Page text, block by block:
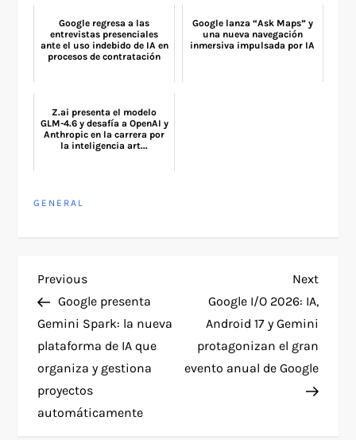
Google regresa a las
entrevistas presenciales
ante el uso indebido de IA en
procesos de contratación
Google lanza “Ask Maps” y
una nueva navegación
inmersiva impulsada por IA
Z.ai presenta el modelo
GLM-4.6 y desafía a OpenAI y
Anthropic en la carrera por
la inteligencia art...
GENERAL
P
o
s
t
Previous
Post
Previous
Google presenta
Gemini Spark: la nueva
plataforma de IA que
organiza y gestiona
proyectos
automáticamente
Next
Post
Next
Google I/O 2026: IA,
Android 17 y Gemini
protagonizan el gran
evento anual de Google